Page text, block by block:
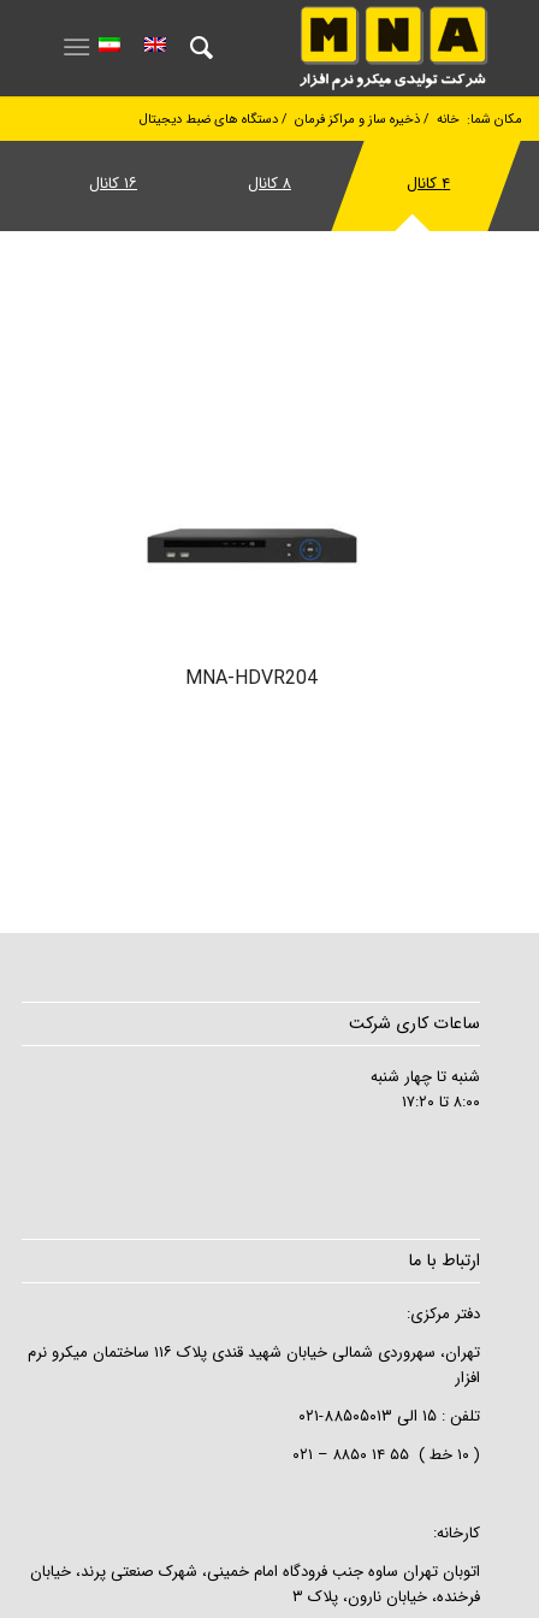
مکان شما: خانه /ذخیره ساز و مراکز فرمان /دستگاه های ضبط دیجیتال
۴ کانال ۸ کانال ۱۶ کانال
MNA-HDVR204
ساعات کاری شرکت
شنبه تا چهار شنبه
۸:۰۰ تا ۱۷:۲۰
ارتباط با ما
دفتر مرکزی:
تهران، سهروردی شمالی خیابان شهید قندی پلاک ۱۱۶ ساختمان میکرو نرم
افزار
تلفن : ۱۵ الی ۸۸۵۰۵۰۱۳-۰۲۱
( ۱۰ خط ) ۵۵ ۱۴ ۸۸۵۰ – ۰۲۱
کارخانه:
اتوبان تهران ساوه جنب فرودگاه امام خمینی، شهرک صنعتی پرند، خیابان
فرخنده، خیابان نارون، پلاک ۳